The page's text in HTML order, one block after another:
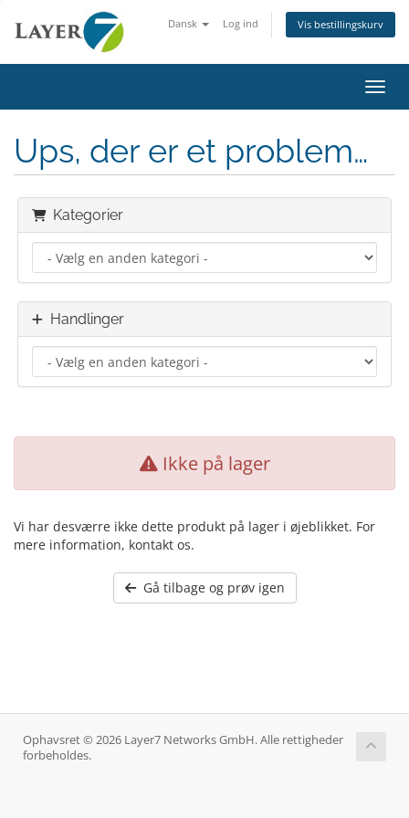
Dansk Log ind Vis bestillingskurv
Skift
Ups, der er et problem…
Kategorier
Handlinger
Ikke på lager
Vi har desværre ikke dette produkt på lager i øjeblikket. For
mere information, kontakt os.
Gå tilbage og prøv igen
Ophavsret © 2026 Layer7 Networks GmbH. Alle rettigheder
forbeholdes.